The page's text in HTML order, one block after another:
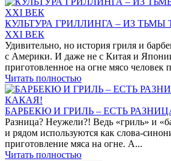
КУЛЬТУРА ГРИЛЛИНГА – ИЗ
XXI ВЕК
Удивительно, но история гриля и
с Америки. И даже не с Китая и
приготовленное на огне мясо человек
Читать полностью
БАРБЕКЮ И ГРИЛЬ – ЕСТЬ
Разница? Неужели?! Ведь «гриль» и
и рядом используются как слова-
приготовление мяса на огне. А...
Читать полностью